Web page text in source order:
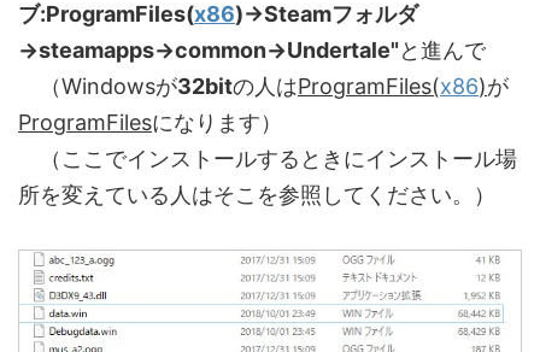
ブ:ProgramFiles(x86)→Steamフォルダ
→steamapps→common→Undertale"と進んで
（Windowsが32bitの人はProgramFiles(x86)が
ProgramFilesになります）
（ここでインストールするときにインストール場
所を変えている人はそこを参照してください。）